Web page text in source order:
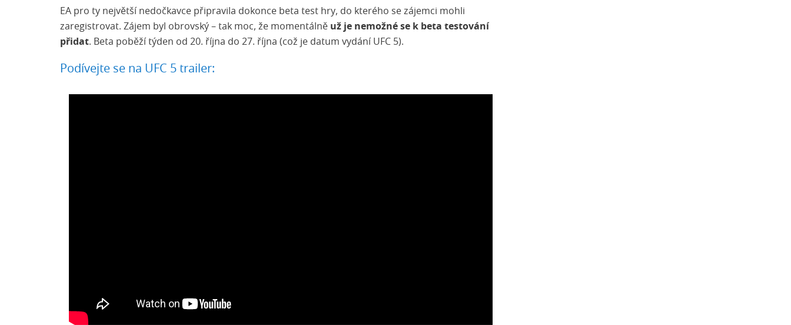
EA pro ty největší nedočkavce připravila dokonce beta test hry, do kterého se zájemci mohli
zaregistrovat. Zájem byl obrovský – tak moc, že momentálně už je nemožné se k beta testování
přidat. Beta poběží týden od 20. října do 27. října (což je datum vydání UFC 5).
Podívejte se na UFC 5 trailer: